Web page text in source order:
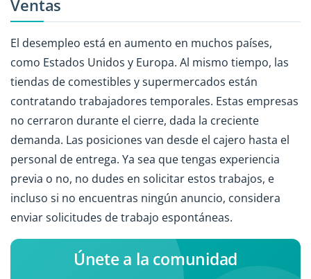
Ventas
El desempleo está en aumento en muchos países,
como Estados Unidos y Europa. Al mismo tiempo, las
tiendas de comestibles y supermercados están
contratando trabajadores temporales. Estas empresas
no cerraron durante el cierre, dada la creciente
demanda. Las posiciones van desde el cajero hasta el
personal de entrega. Ya sea que tengas experiencia
previa o no, no dudes en solicitar estos trabajos, e
incluso si no encuentras ningún anuncio, considera
enviar solicitudes de trabajo espontáneas.
Únete a la comunidad